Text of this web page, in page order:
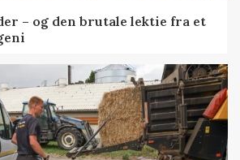
– og den brutale lektie fra et